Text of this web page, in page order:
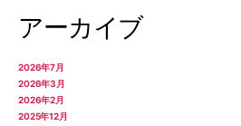
アーカイブ
2026年7月
2026年3月
2026年2月
2025年12月